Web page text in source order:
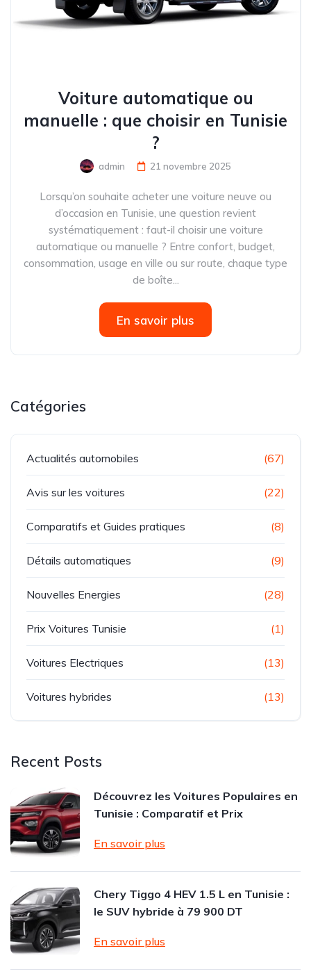
Voiture automatique ou
manuelle : que choisir en Tunisie
?
admin 21 novembre 2025
Lorsqu’on souhaite acheter une voiture neuve ou
d’occasion en Tunisie, une question revient
systématiquement : faut-il choisir une voiture
automatique ou manuelle ? Entre confort, budget,
consommation, usage en ville ou sur route, chaque type
de boîte...
En savoir plus
Catégories
Actualités automobiles (67)
Avis sur les voitures (22)
Comparatifs et Guides pratiques (8)
Détails automatiques (9)
Nouvelles Energies (28)
Prix Voitures Tunisie (1)
Voitures Electriques (13)
Voitures hybrides (13)
Recent Posts
Découvrez les Voitures Populaires en
Tunisie : Comparatif et Prix
En savoir plus
Chery Tiggo 4 HEV 1.5 L en Tunisie :
le SUV hybride à 79 900 DT
En savoir plus